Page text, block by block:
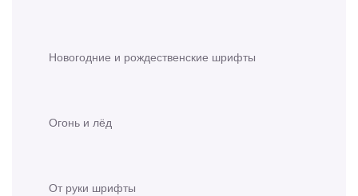
Новогодние и рождественские шрифты
Огонь и лёд
От руки шрифты